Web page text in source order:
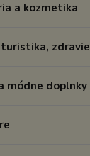
a kozmetika
zdravie
módne doplnky